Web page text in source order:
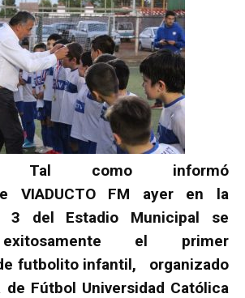
Tal como informó
VIADUCTO FM ayer en la
3 del Estadio Municipal se
el primer
futbolito infantil, organizado
de Fútbol Universidad Católica